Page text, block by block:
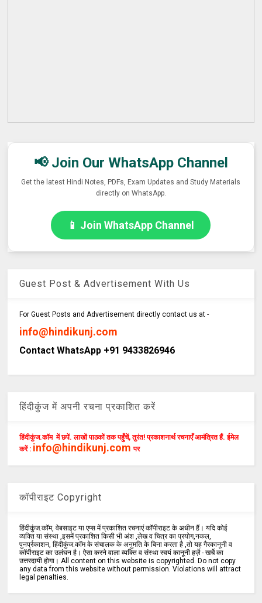
📢 Join Our WhatsApp Channel
Get the latest Hindi Notes, PDFs, Exam Updates and Study Materials
directly on WhatsApp.
📱 Join WhatsApp Channel
Guest Post & Advertisement With Us
For Guest Posts and Advertisement directly contact us at -
info@hindikunj.com
Contact WhatsApp +91 9433826946
हिंदीकुंज में अपनी रचना प्रकाशित करें
हिंदीकुंज.कॉम में छपें. लाखों पाठकों तक पहुँचें, तुरंत! प्रकाशनार्थ रचनाएँ आमंत्रित हैं. ईमेल
करें : info@hindikunj.com पर
कॉपीराइट Copyright
हिंदीकुंज.कॉम, वेबसाइट या एप्स में प्रकाशित रचनाएं कॉपीराइट के अधीन हैं। यदि कोई
व्यक्ति या संस्था ,इसमें प्रकाशित किसी भी अंश ,लेख व चित्र का प्रयोग,नकल,
पुनर्प्रकाशन, हिंदीकुंज.कॉम के संचालक के अनुमति के बिना करता है ,तो यह गैरकानूनी व
कॉपीराइट का उलंघन है। ऐसा करने वाला व्यक्ति व संस्था स्वयं कानूनी हर्ज़े - खर्चे का
उत्तरदायी होगा। All content on this website is copyrighted. Do not copy
any data from this website without permission. Violations will attract
legal penalties.